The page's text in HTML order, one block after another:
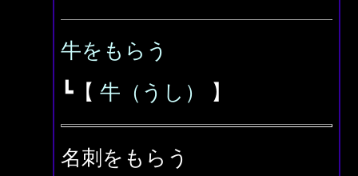
牛をもらう
┗【 牛（うし） 】
名刺をもらう